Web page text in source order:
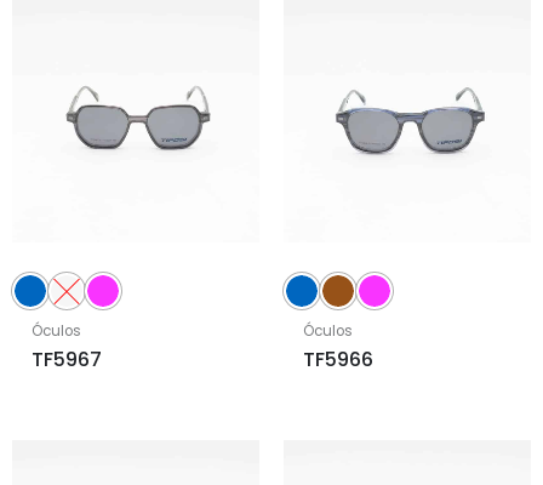
Óculos
TF5967
Óculos
TF5966